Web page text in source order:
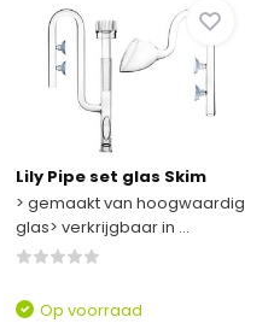
Lily Pipe set glas Skim
> gemaakt van hoogwaardig
glas> verkrijgbaar in ...
Op voorraad